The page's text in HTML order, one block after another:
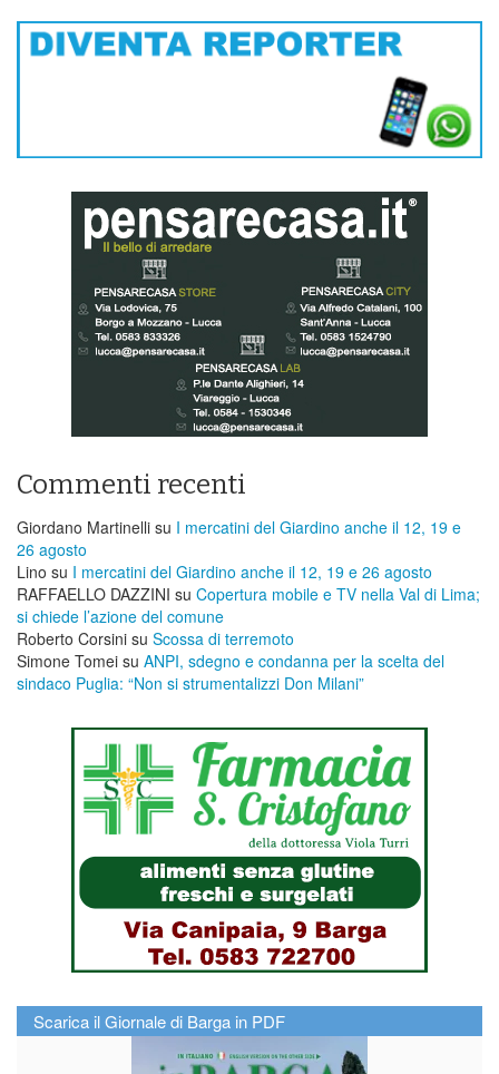
Commenti recenti
Giordano Martinelli su I mercatini del Giardino anche il 12, 19 e
26 agosto
Lino su I mercatini del Giardino anche il 12, 19 e 26 agosto
RAFFAELLO DAZZINI su ​Copertura mobile e TV nella Val di Lima;
si chiede l’azione del comune
Roberto Corsini su Scossa di terremoto
Simone Tomei su ANPI, sdegno e condanna per la scelta del
sindaco Puglia: “Non si strumentalizzi Don Milani”
Scarica il Giornale di Barga in PDF